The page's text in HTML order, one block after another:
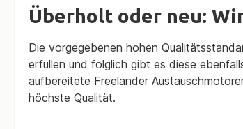
Überholt oder neu:
Die vorgegebenen hohen
erfüllen und folglich gibt es diese
aufbereitete Freelander
höchste Qualität.